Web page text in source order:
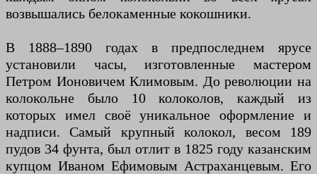
возвышались белокаменные кокошники.
В 1888–1890 годах в предпоследнем ярусе
установили часы, изготовленные мастером
Петром Ионовичем Климовым. До революции на
колокольне было 10 колоколов, каждый из
которых имел своё уникальное оформление и
надписи. Самый крупный колокол, весом 189
пудов 34 фунта, был отлит в 1825 году казанским
купцом Иваном Ефимовым Астраханцевым. Его